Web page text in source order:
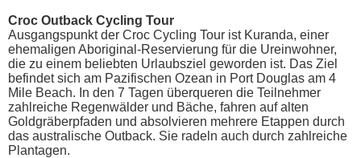
Croc Outback Cycling Tour
Ausgangspunkt der Croc Cycling Tour ist Kuranda, einer
ehemaligen Aboriginal-Reservierung für die Ureinwohner,
die zu einem beliebten Urlaubsziel geworden ist. Das Ziel
befindet sich am Pazifischen Ozean in Port Douglas am 4
Mile Beach. In den 7 Tagen überqueren die Teilnehmer
zahlreiche Regenwälder und Bäche, fahren auf alten
Goldgräberpfaden und absolvieren mehrere Etappen durch
das australische Outback. Sie radeln auch durch zahlreiche
Plantagen.